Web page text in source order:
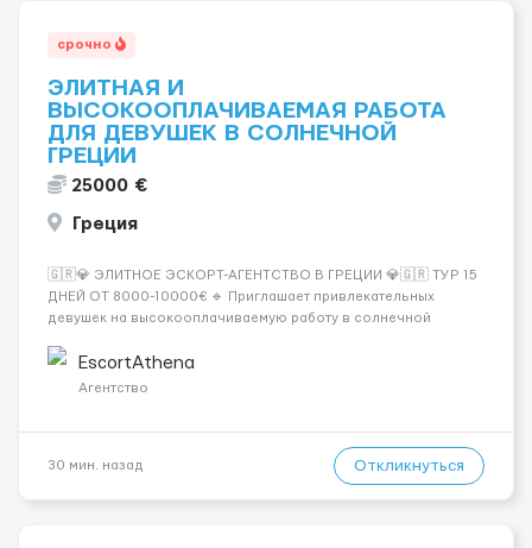
срочно
ЭЛИТНАЯ И
ВЫСОКООПЛАЧИВАЕМАЯ РАБОТА
ДЛЯ ДЕВУШЕК В СОЛНЕЧНОЙ
ГРЕЦИИ
25000 €
Греция
🇬🇷💎 ЭЛИТНОЕ ЭСКОРТ-АГЕНТСТВО В ГРЕЦИИ 💎🇬🇷 ТУР 15
ДНЕЙ ОТ 8000-10000€ 🔹 Приглашает привлекательных
девушек на высокооплачиваемую работу в солнечной
хорошие деньги 💶 — это предложение для тебя! 🔹
Требования: ✔️ Возраст от ...
EscortAthena
Агентство
30 мин. назад Откликнуться